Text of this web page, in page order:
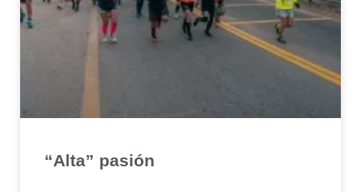
“Alta” pasión